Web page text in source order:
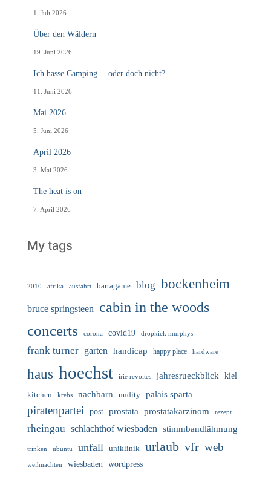
1. Juli 2026
Über den Wäldern
19. Juni 2026
Ich hasse Camping… oder doch nicht?
11. Juni 2026
Mai 2026
5. Juni 2026
April 2026
3. Mai 2026
The heat is on
7. April 2026
My tags
2010 afrika ausfahrt bartagame blog bockenheim
bruce springsteen
cabin in the woods
concerts
corona covid19 dropkick murphys
frank turner garten handicap happy place hardware
haus hoechst irie revoltes jahresrueckblick kiel
kitchen krebs nachbarn nudity palais sparta
piratenpartei post prostata prostatakarzinom rezept
rheingau schlachthof wiesbaden stimmbandlähmung
trinken ubuntu unfall uniklinik urlaub vfr web
weihnachten wiesbaden wordpress